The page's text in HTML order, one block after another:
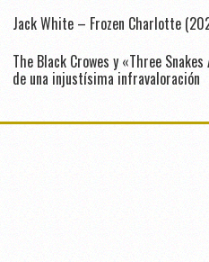
Jack White – Frozen Charlotte
The Black Crowes y «Three
de una injustísima infravaloración